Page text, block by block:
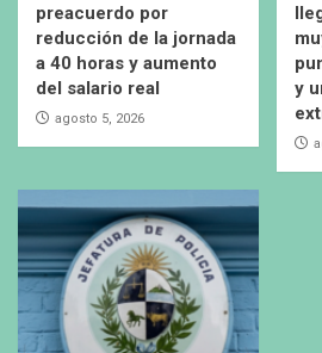
preacuerdo por
reducción de la jornada
a 40 horas y aumento
del salario real
agosto 5, 2026
y